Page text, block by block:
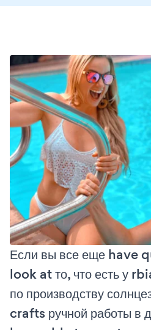
Если вы все еще have
look at то, что есть у
по производству
crafts ручной работы в